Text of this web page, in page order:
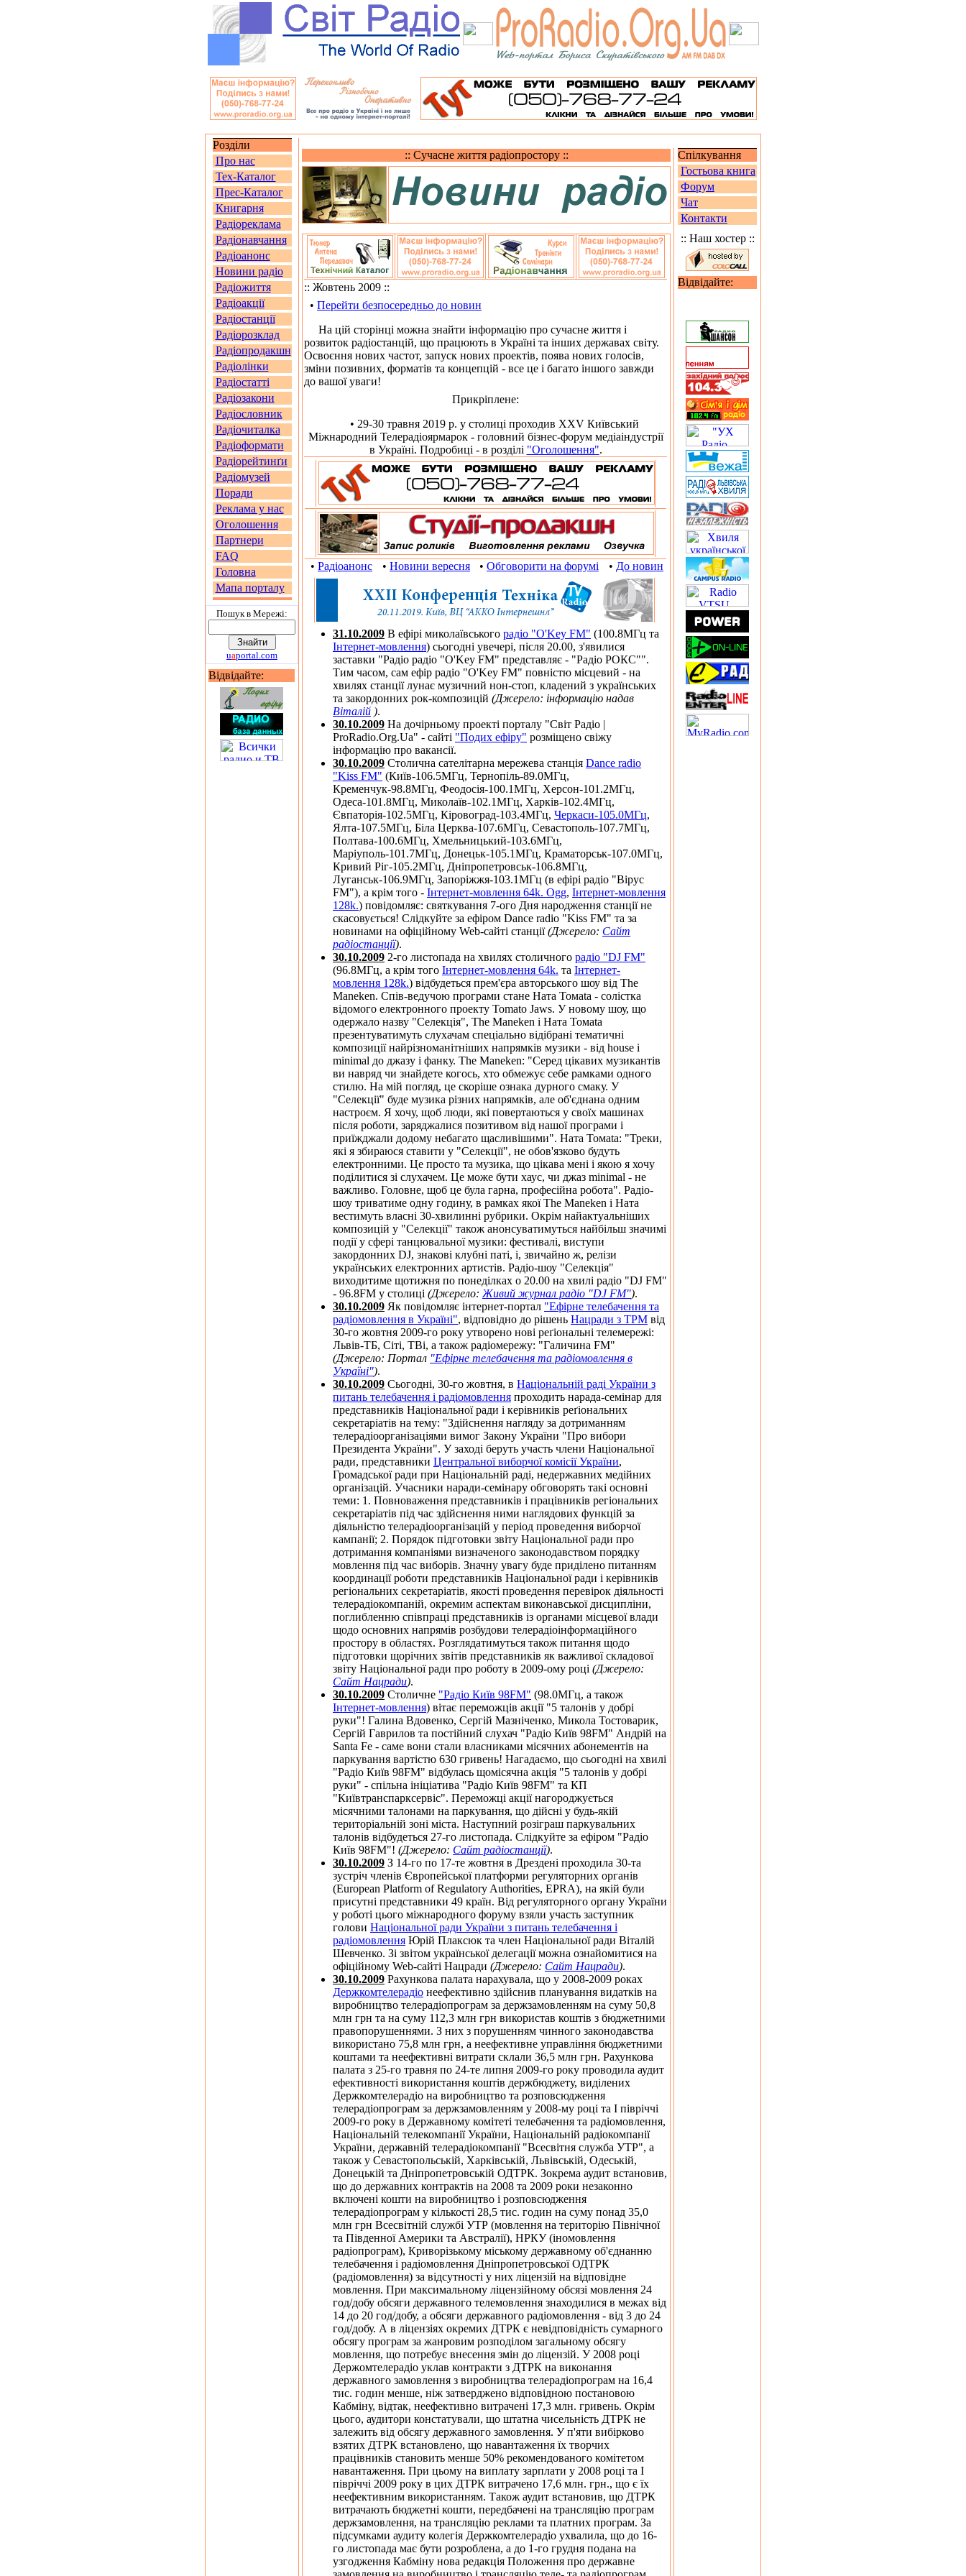
Розділи
Про нас
Тех-Каталог
Прес-Каталог
Книгарня
Радіореклама
Радіонавчання
Радіоанонс
Новини радіо
Радіожиття
Радіоакції
Радіостанції
Радіорозклад
Радіопродакшн
Радіолінки
Радіостатті
Радіозакони
Радіословник
Радіочиталка
Радіоформати
Радіорейтинґи
Радіомузей
Поради
Реклама у нас
Оголошення
Партнери
FAQ
Головна
Мапа порталу
Пошук в Мережi:
uaportal.com
Відвідайте:
Спілкування
Гостьова книга
Форум
Чат
Контакти
:: Сучасне життя радіопростору ::
:: Жовтень 2009 ::
• Перейти безпосередньо до новин
На цій сторінці можна знайти інформацію про сучасне життя і
розвиток радіостанцій, що працюють в Україні та інших державах світу.
Освоєння нових частот, запуск нових проектів, поява нових голосів,
зміни позивних, форматів та концепцій - все це і багато іншого завжди
до вашої уваги!
Прикріплене:
• 29-30 травня 2019 р. у столиці проходив XXV Київський
Міжнародний Телерадіоярмарок - головний бізнес-форум медіаіндустрії
в Україні. Подробиці - в розділі "Оголошення".
• Радіоанонс • Новини вересня • Обговорити на форумі • До новин
31.10.2009 В ефірі миколаївського радіо "O'Key FM" (100.8МГц та
Інтернет-мовлення) сьогодні увечері, після 20.00, з'явилися
заставки "Радіо радіо "O'Key FM" представляє - "Радіо РОКС"".
Тим часом, сам ефір радіо "O'Key FM" повністю місцевий - на
хвилях станції лунає музичний нон-стоп, кладений з українських
та закордонних рок-композицій (Джерело: інформацію надав
Віталій ).
30.10.2009 На дочірньому проекті порталу "Світ Радіо |
ProRadio.Org.Ua" - сайті "Подих ефіру" розміщено свіжу
інформацію про вакансії.
30.10.2009 Столична сателітарна мережева станція Dance radio
"Kiss FM" (Київ-106.5МГц, Тернопіль-89.0МГц,
Кременчук-98.8МГц, Феодосія-100.1МГц, Херсон-101.2МГц,
Одеса-101.8МГц, Миколаїв-102.1МГц, Харків-102.4МГц,
Євпаторія-102.5МГц, Кіровоград-103.4МГц, Черкаси-105.0МГц,
Ялта-107.5МГц, Біла Церква-107.6МГц, Севастополь-107.7МГц,
Полтава-100.6МГц, Хмельницький-103.6МГц,
Маріуполь-101.7МГц, Донецьк-105.1МГц, Краматорськ-107.0МГц,
Кривий Ріг-105.2МГц, Дніпропетровськ-106.8МГц,
Луганськ-106.9МГц, Запоріжжя-103.1МГц (в ефірі радіо "Вірус
FM"), а крім того - Інтернет-мовлення 64k. Ogg, Інтернет-мовлення
128k.) повідомляє: святкування 7-ого Дня народження станції не
скасовується! Слідкуйте за ефіром Dance radio "Kiss FM" та за
новинами на офіційному Web-сайті станції(Джерело: Сайт
радіостанції).
30.10.2009 2-го листопада на хвилях столичного радіо "DJ FM"
(96.8МГц, а крім того Інтернет-мовлення 64k. та Інтернет-
мовлення 128k.) відбудеться прем'єра авторського шоу від The
Maneken. Спів-ведучою програми стане Ната Томаtа - солістка
відомого електронного проекту Tomato Jaws. У новому шоу, що
одержало назву "Селекція", The Maneken і Ната Томаtа
презентуватимуть слухачам спеціально відібрані тематичні
композиції найрізноманітніших напрямків музики - від house і
minimal до джазу і фанку. The Maneken: "Серед цікавих музикантів
ви навряд чи знайдете когось, хто обмежує себе рамками одного
стилю. На мій погляд, це скоріше ознака дурного смаку. У
"Селекції" буде музика різних напрямків, але об'єднана одним
настроєм. Я хочу, щоб люди, які повертаються у своїх машинах
після роботи, заряджалися позитивом від нашої програми і
приїжджали додому небагато щасливішими". Ната Томаtа: "Треки,
які я збираюся ставити у "Селекції", не обов'язково будуть
електронними. Це просто та музика, що цікава мені і якою я хочу
поділитися зі слухачем. Це може бути хаус, чи джаз minimal - не
важливо. Головне, щоб це була гарна, професійна робота". Радіо-
шоу триватиме одну годину, в рамках якої The Maneken і Ната
вестимуть власні 30-хвилинні рубрики. Окрім найактуальніших
композицій у "Селекції" також анонсуватимуться найбільш значимі
події у сфері танцювальної музики: фестивалі, виступи
закордонних DJ, знакові клубні паті, і, звичайно ж, релізи
українських електронних артистів. Радіо-шоу "Селекція"
виходитиме щотижня по понеділках о 20.00 на хвилі радіо "DJ FM"
- 96.8FM у столиці (Джерело: Живий журнал радіо "DJ FM").
30.10.2009 Як повідомляє інтернет-портал "Ефірне телебачення та
радіомовлення в Україні", відповідно до рішень Нацради з ТРМ від
30-го жовтня 2009-го року утворено нові реґіональні телемережі:
Львів-ТБ, Сіті, ТВі, а також радіомережу: "Галичина FM"
(Джерело: Портал "Ефірне телебачення та радіомовлення в
Україні").
30.10.2009 Сьогодні, 30-го жовтня, в Національній раді України з
питань телебачення і радіомовлення проходить нарада-семінар для
представників Національної ради і керівників реґіональних
секретаріатів на тему: "Здійснення нагляду за дотриманням
телерадіоорганізаціями вимог Закону України "Про вибори
Президента України". У заході беруть участь члени Національної
ради, представники Центральної виборчої комісії України,
Громадської ради при Національній раді, недержавних медійних
організацій. Учасники наради-семінару обговорять такі основні
теми: 1. Повноваження представників і працівників регіональних
секретаріатів під час здійснення ними наглядових функцій за
діяльністю телерадіоорганізацій у період проведення виборчої
кампанії; 2. Порядок підготовки звіту Національної ради про
дотримання компаніями визначеного законодавством порядку
мовлення під час виборів. Значну увагу буде приділено питанням
координації роботи представників Національної ради і керівників
регіональних секретаріатів, якості проведення перевірок діяльності
телерадіокомпаній, окремим аспектам виконавської дисципліни,
поглибленню співпраці представників із органами місцевої влади
щодо основних напрямів розбудови телерадіоінформаційного
простору в областях. Розглядатимуться також питання щодо
підготовки щорічних звітів представників як важливої складової
звіту Національної ради про роботу в 2009-ому році (Джерело:
Сайт Нацради).
30.10.2009 Столичне "Радіо Київ 98FM" (98.0МГц, а також
Інтернет-мовлення) вітає переможців акції "5 талонів у добрі
руки"! Галина Вдовенко, Сергій Мазніченко, Микола Тостоварик,
Сергій Гаврилов та постійний слухач "Радіо Київ 98FM" Андрій на
Santa Fe - саме вони стали власниками місячних абонементів на
паркування вартістю 630 гривень! Нагадаємо, що сьогодні на хвилі
"Радіо Київ 98FM" відбулась щомісячна акція "5 талонів у добрі
руки" - спільна ініціатива "Радіо Київ 98FM" та КП
"Київтранспарксервіс". Переможці акції нагороджується
місячними талонами на паркування, що дійсні у будь-якій
територіальній зоні міста. Наступний розіграш паркувальних
талонів відбудеться 27-го листопада. Слідкуйте за ефіром "Радіо
Київ 98FM"! (Джерело: Сайт радіостанції).
30.10.2009 З 14-го по 17-те жовтня в Дрездені проходила 30-та
зустріч членів Європейської платформи регуляторних органів
(European Platform of Regulatory Authorities, EPRA), на якій були
присутні представники 49 країн. Від регуляторного органу України
у роботі цього міжнародного форуму взяли участь заступник
голови Національної ради України з питань телебачення і
радіомовлення Юрій Плаксюк та член Національної ради Віталій
Шевченко. Зі звітом української делегації можна ознайомитися на
офіційному Web-сайті Нацради (Джерело: Сайт Нацради).
30.10.2009 Рахункова палата нарахувала, що у 2008-2009 роках
Держкомтелерадіо неефективно здійснив планування видатків на
виробництво телерадіопрограм за держзамовленням на суму 50,8
млн грн та на суму 112,3 млн грн використав коштів з бюджетними
правопорушеннями. З них з порушенням чинного законодавства
використано 75,8 млн грн, а неефективне управління бюджетними
коштами та неефективні витрати склали 36,5 млн грн. Рахункова
палата з 25-го травня по 24-те липня 2009-го року проводила аудит
ефективності використання коштів держбюджету, виділених
Держкомтелерадіо на виробництво та розповсюдження
телерадіопрограм за держзамовленням у 2008-му році та I півріччі
2009-го року в Державному комітеті телебачення та радіомовлення,
Національній телекомпанії України, Національній радіокомпанії
України, державній телерадіокомпанії "Всесвітня служба УТР", а
також у Севастопольській, Харківській, Львівській, Одеській,
Донецькій та Дніпропетровській ОДТРК. Зокрема аудит встановив,
що до державних контрактів на 2008 та 2009 роки незаконно
включені кошти на виробництво і розповсюдження
телерадіопрограм у кількості 28,5 тис. годин на суму понад 35,0
млн грн Всесвітній службі УТР (мовлення на територію Північної
та Південної Америки та Австралії), НРКУ (іномовлення
радіопрограм), Криворізькому міському державному об'єднанню
телебачення і радіомовлення Дніпропетровської ОДТРК
(радіомовлення) за відсутності у них ліцензій на відповідне
мовлення. При максимальному ліцензійному обсязі мовлення 24
год/добу обсяги державного телемовлення знаходилися в межах від
14 до 20 год/добу, а обсяги державного радіомовлення - від 3 до 24
год/добу. А в ліцензіях окремих ДТРК є невідповідність сумарного
обсягу програм за жанровим розподілом загальному обсягу
мовлення, що потребує внесення змін до ліцензій. У 2008 році
Держомтелерадіо уклав контракти з ДТРК на виконання
державного замовлення з виробництва телерадіопрограм на 16,4
тис. годин менше, ніж затверджено відповідною постановою
Кабміну, відтак, неефективно витрачені 17,3 млн. гривень. Окрім
цього, аудитори констатували, що штатна чисельність ДТРК не
залежить від обсягу державного замовлення. У п'яти вибірково
взятих ДТРК встановлено, що навантаження їх творчих
працівників становить менше 50% рекомендованого комітетом
навантаження. При цьому на виплату зарплати у 2008 році та І
півріччі 2009 року в цих ДТРК витрачено 17,6 млн. грн., що є їх
неефективним використанням. Також аудит встановив, що ДТРК
витрачають бюджетні кошти, передбачені на трансляцію програм
держзамовлення, на трансляцію реклами та платних програм. За
підсумками аудиту колегія Держкомтелерадіо ухвалила, що до 16-
го листопада має бути розроблена, а до 1-го грудня подана на
узгодження Кабміну нова редакція Положення про державне
:: Наш хостер ::
Відвідайте: